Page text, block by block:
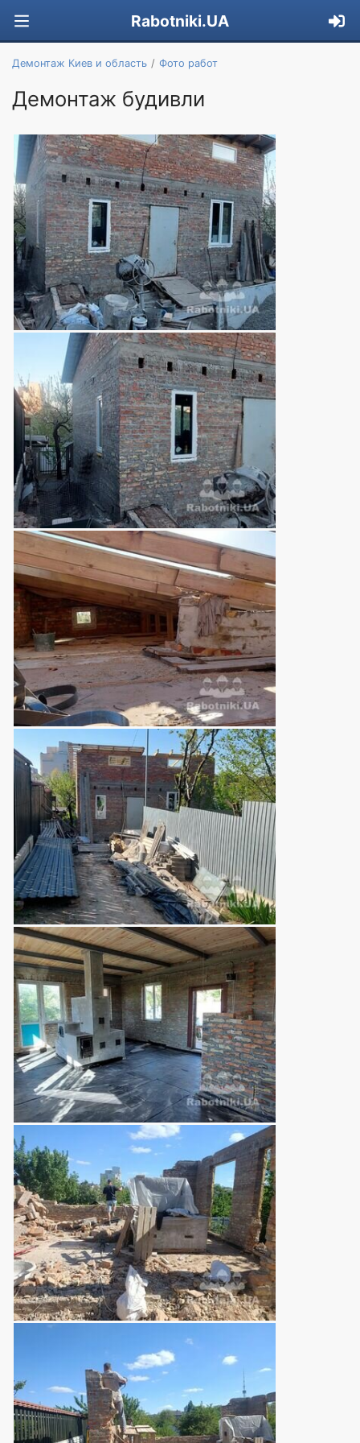
Rabotniki.UA
Демонтаж Киев и область Фото работ
Демонтаж будивли